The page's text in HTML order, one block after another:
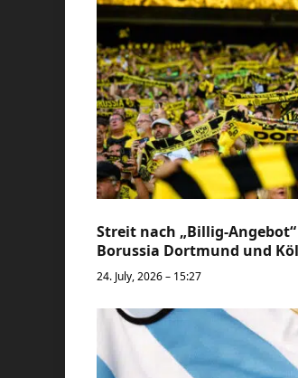
Streit nach „Billig-
Borussia Dortmund und
24. July, 2026 – 15:27